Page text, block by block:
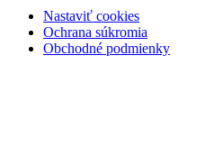
Nastaviť cookies
Ochrana súkromia
Obchodné podmienky